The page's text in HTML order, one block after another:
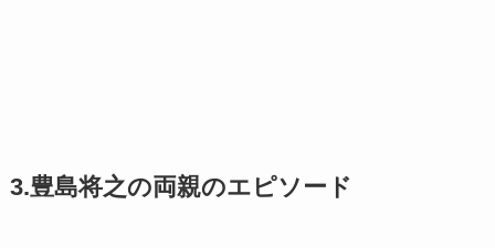
3.豊島将之の両親のエピソード